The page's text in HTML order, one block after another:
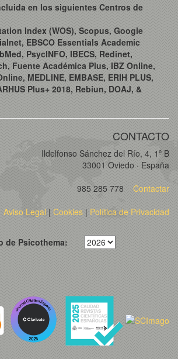
en los siguientes Centros de
Index (WOS), Scopus, Google
EBSCO Essentials Academic
PsycINFO, IBECS, Redinet,
Fuente Académica Plus, IBZ Online,
MEDLINE, EMBASE, ERIH PLUS,
Plus+ 2018, Rebiun, DOAJ, &
CONTACTO
Ildelfonso Sánchez del Río, 4, 1º B
33001 Oviedo · España
985 285 778
Contactar
Aviso Legal| Cookies | Política de Privacidad
de Psicothema: